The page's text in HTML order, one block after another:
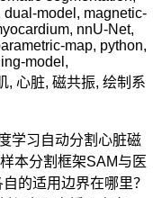
dual-model , magnetic-
, nnU-Net,
map, python,
model ,
, 心脏, 磁共振, 绘制系
学习自动分割心脏磁
本分割框架SAM与医
的适用边界在哪里？